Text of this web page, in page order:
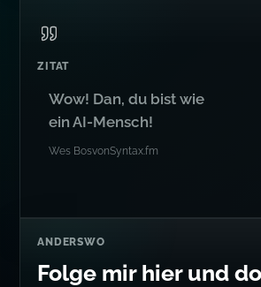
ZITAT
Wow! Dan, du bist wie
ein AI-Mensch!
Wes BosvonSyntax.fm
ANDERSWO
Folge mir hier und